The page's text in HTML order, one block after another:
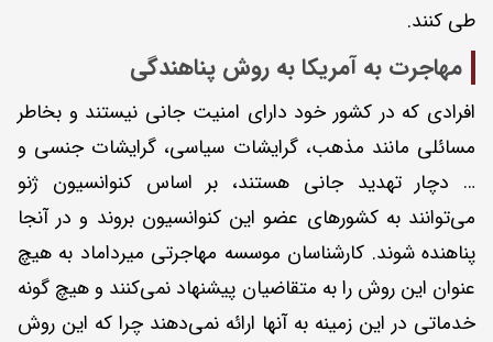
طی کنند.
مهاجرت به آمریکا به روش پناهندگی
افرادی که در کشور خود دارای امنیت جانی نیستند و بخاطر
مسائلی مانند مذهب، گرایشات سیاسی، گرایشات جنسی و
… دچار تهدید جانی هستند، بر اساس کنوانسیون ژنو
می‌توانند به کشورهای عضو این کنوانسیون بروند و در آنجا
پناهنده شوند. کارشناسان موسسه مهاجرتی میرداماد به هیچ
عنوان این روش را به متقاضیان پیشنهاد نمی‌کنند و هیچ گونه
خدماتی در این زمینه به آنها ارائه نمی‌دهند چرا که این روش